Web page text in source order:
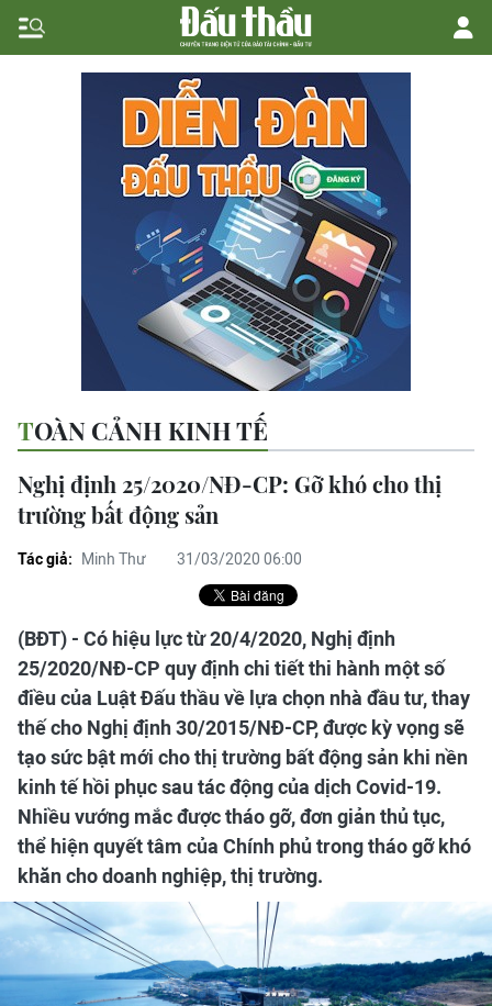
TOÀN CẢNH KINH TẾ
Nghị định 25/2020/NĐ-CP: Gỡ khó cho thị
trường bất động sản
Tác giả: Minh Thư 31/03/2020 06:00
(BĐT) - Có hiệu lực từ 20/4/2020, Nghị định
25/2020/NĐ-CP quy định chi tiết thi hành một số
điều của Luật Đấu thầu về lựa chọn nhà đầu tư, thay
thế cho Nghị định 30/2015/NĐ-CP, được kỳ vọng sẽ
tạo sức bật mới cho thị trường bất động sản khi nền
kinh tế hồi phục sau tác động của dịch Covid-19.
Nhiều vướng mắc được tháo gỡ, đơn giản thủ tục,
thể hiện quyết tâm của Chính phủ trong tháo gỡ khó
khăn cho doanh nghiệp, thị trường.